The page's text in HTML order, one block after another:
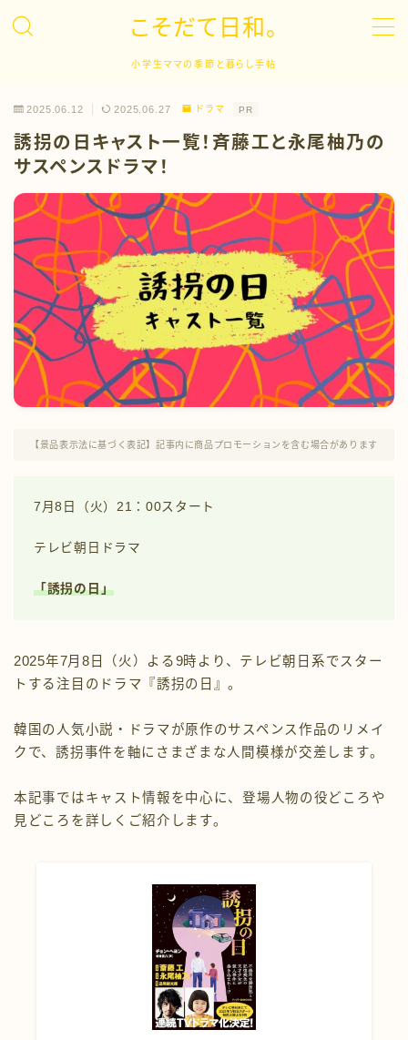
こそだて日和。
小学生ママの季節と暮らし手帖
キャリア
英語学習
ドラマ
イベント
日常生活
2025.06.12 2025.06.27 ドラマ PR
誘拐の日キャスト一覧！斉藤工と永尾柚乃の
サスペンスドラマ！
【景品表示法に基づく表記】記事内に商品プロモーションを含む場合があります
7月8日（火）21：00スタート
テレビ朝日ドラマ
「誘拐の日」
2025年7月8日（火）よる9時より、テレビ朝日系でスター
トする注目のドラマ『誘拐の日』。
韓国の人気小説・ドラマが原作のサスペンス作品のリメイ
クで、誘拐事件を軸にさまざまな人間模様が交差します。
本記事ではキャスト情報を中心に、登場人物の役どころや
見どころを詳しくご紹介します。